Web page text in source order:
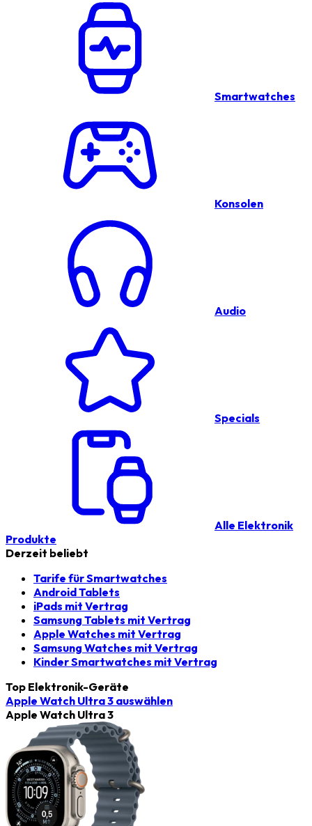
Smartwatches
Konsolen
Audio
Specials
Alle Elektronik
Produkte
Derzeit beliebt
Tarife für Smartwatches
Android Tablets
iPads mit Vertrag
Samsung Tablets mit Vertrag
Apple Watches mit Vertrag
Samsung Watches mit Vertrag
Kinder Smartwatches mit Vertrag
Top Elektronik-Geräte
Apple Watch Ultra 3 auswählen
Apple Watch Ultra 3